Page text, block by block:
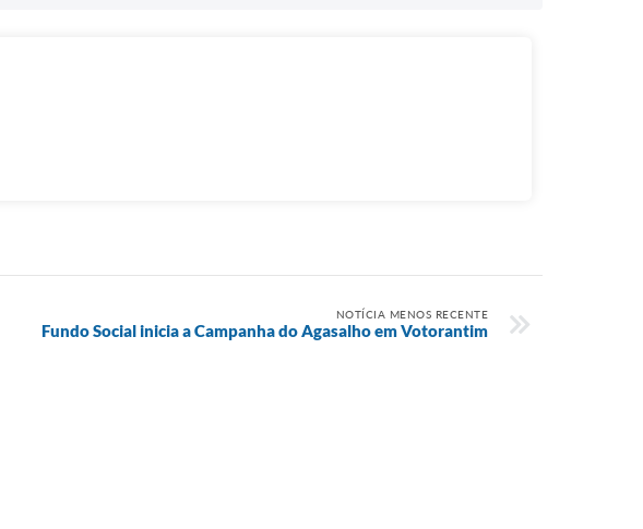
NOTÍCIA MENOS RECENTE
Fundo Social inicia a Campanha do Agasalho em Votorantim